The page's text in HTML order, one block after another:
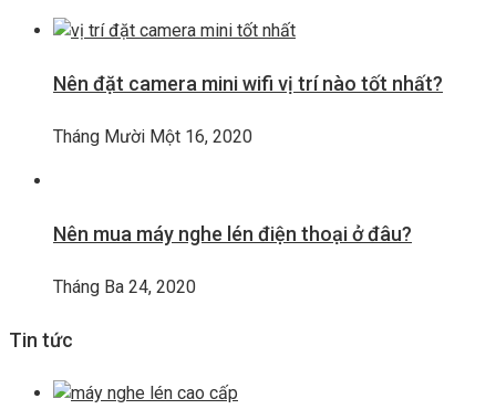
Nên đặt camera mini wifi vị trí nào tốt nhất?
Tháng Mười Một 16, 2020
Nên mua máy nghe lén điện thoại ở đâu?
Tháng Ba 24, 2020
Tin tức